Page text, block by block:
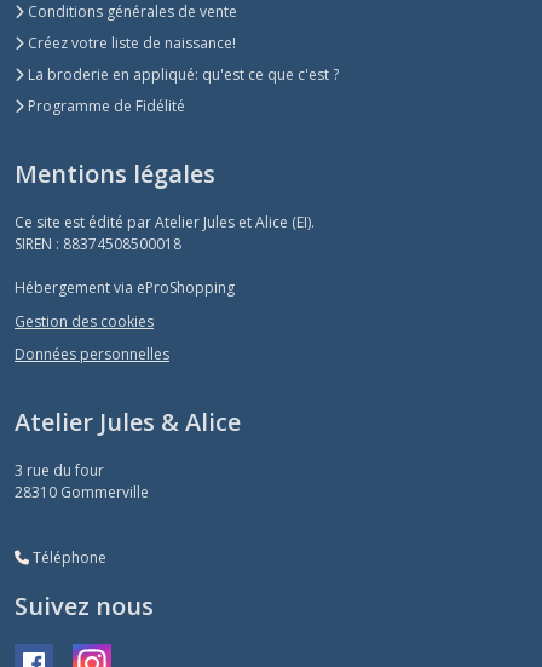
Conditions générales de vente
Créez votre liste de naissance!
La broderie en appliqué: qu'est ce que c'est ?
Programme de Fidélité
Mentions légales
Ce site est édité par Atelier Jules et Alice (EI).
SIREN : 88374508500018
Hébergement via eProShopping
Gestion des cookies
Données personnelles
Atelier Jules & Alice
3 rue du four
28310 Gommerville
Téléphone
Suivez nous